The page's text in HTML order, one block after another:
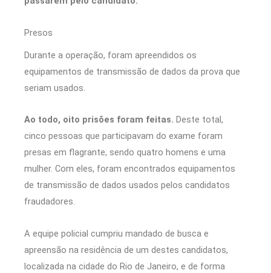
Presos
Durante a operação, foram apreendidos os
equipamentos de transmissão de dados da prova que
seriam usados.
Ao todo, oito prisões foram feitas. Deste total,
cinco pessoas que participavam do exame foram
presas em flagrante, sendo quatro homens e uma
mulher. Com eles, foram encontrados equipamentos
de transmissão de dados usados pelos candidatos
fraudadores.
A equipe policial cumpriu mandado de busca e
apreensão na residência de um destes candidatos,
localizada na cidade do Rio de Janeiro, e de forma